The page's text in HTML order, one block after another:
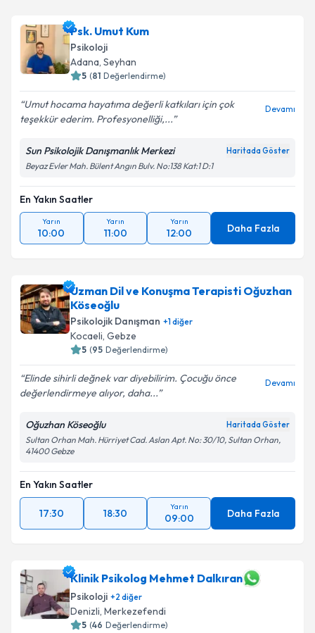
Psk. Umut Kum
Psikoloji
Adana, Seyhan
5 (81 Değerlendirme)
Umut hocama hayatıma değerli katkıları için çok
teşekkür ederim. Profesyonelliği,...
Devamı
Sun Psikolojik Danışmanlık Merkezi Haritada Göster
Beyaz Evler Mah. Bülent Angın Bulv. No:138 Kat:1 D:1
En Yakın Saatler
Yarın
10:00
Yarın
11:00
Yarın
12:00 Daha Fazla
Uzman Dil ve Konuşma Terapisti Oğuzhan
Köseoğlu
Psikolojik Danışman +1diğer
Kocaeli, Gebze
5 (95 Değerlendirme)
Elinde sihirli değnek var diyebilirim. Çocuğu önce
değerlendirmeye alıyor, daha...
Devamı
Oğuzhan Köseoğlu Haritada Göster
Sultan Orhan Mah. Hürriyet Cad. Aslan Apt. No: 30/10, Sultan Orhan,
41400 Gebze
En Yakın Saatler
17:30 18:30
Yarın
09:00 Daha Fazla
Klinik Psikolog Mehmet Dalkıran
Psikoloji +2 diğer
Denizli, Merkezefendi
5 (46 Değerlendirme)